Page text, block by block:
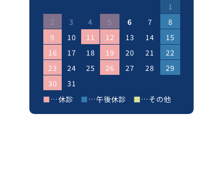
1
2
3 4 5 6 7
8
9
10 11 12 13 14
15
16
17 18 19 20 21
22
23
24 25 26 27 28
29
30
31
■…休診 ■…午後休診 ■…その他